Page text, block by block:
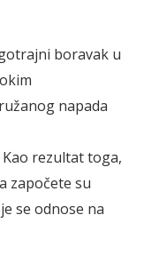
boravak u
napada
rezultat toga,
započete su
se odnose na